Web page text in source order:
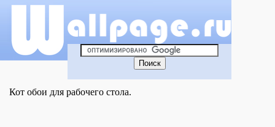
Кот обои для рабочего стола.